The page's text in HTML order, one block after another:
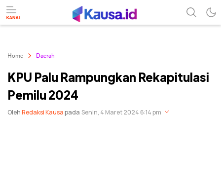
Home Daerah
KPU Palu Rampungkan Rekapitulasi
Pemilu 2024
OlehRedaksi Kausapada Senin, 4 Maret 2024 6:14 pm